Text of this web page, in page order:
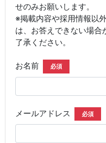
せのみお願いします。
※掲載内容や採用情報以
は、お答えできない場合
了承ください。
お名前 必須
メールアドレス 必須